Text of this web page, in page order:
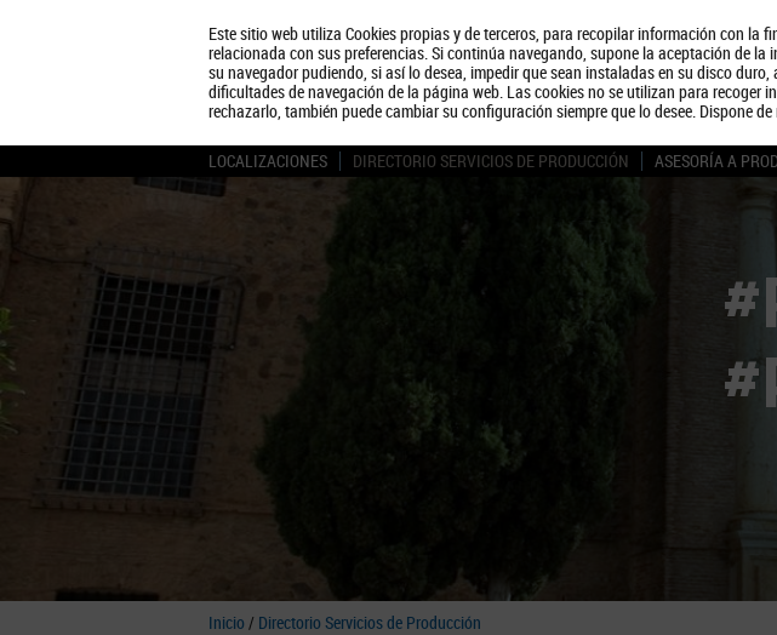
Este sitio web utiliza Cookies propias y de terceros, para recopilar información con la
relacionada con sus preferencias. Si continúa navegando, supone la aceptación de
su navegador pudiendo, si así lo desea, impedir que sean instaladas en su disco
dificultades de navegación de la página web. Las cookies no se utilizan para recoger
rechazarlo, también puede cambiar su configuración siempre que lo desee. Dispone
LOCALIZACIONES DIRECTORIO SERVICIOS DE PRODUCCIÓN ASESORÍA A
Inicio / Directorio Servicios de Producción